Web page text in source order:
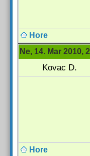
Hore
Ne, 14. Mar 2010,
Kovac D.
Hore